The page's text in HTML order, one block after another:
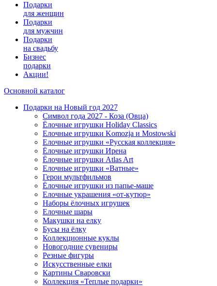
Подарки
для женщин
Подарки
для мужчин
Подарки
на свадьбу
Бизнес
подарки
Акции!
Основной каталог
Подарки на Новый год 2027
Символ года 2027 - Коза (Овца)
Ёлочные игрушки Holiday Classics
Елочные игрушки Komozja и Mostowski
Елочные игрушки «Русская коллекция»
Ёлочные игрушки Ирена
Ёлочные игрушки Atlas Art
Елочные игрушки «Ватные»
Герои мультфильмов
Ёлочные игрушки из папье-маше
Елочные украшения «от-кутюр»
Наборы ёлочных игрушек
Елочные шары
Макушки на елку
Бусы на ёлку
Коллекционные куклы
Новогодние сувениры
Резные фигуры
Искусственные елки
Картины Сваровски
Коллекция «Теплые подарки»